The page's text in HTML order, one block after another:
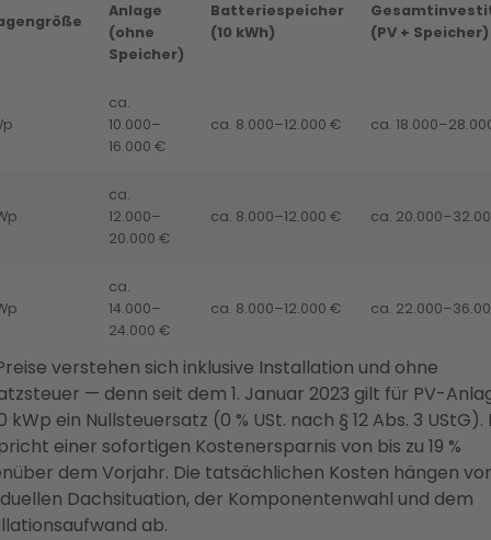
Anlage
(ohne
Speicher)
Batteriespeicher
(10 kWh)
(PV + Speicher)
ca.
10.000–
16.000 €
ca. 8.000–12.000 € ca.
ca.
12.000–
20.000 €
ca. 8.000–12.000 € ca.
ca.
14.000–
24.000 €
ca. 8.000–12.000 € ca.
verstehen sich inklusive Installation und ohne
— denn seit dem 1. Januar 2023 gilt für PV-
kWp ein Nullsteuersatz (0 % USt. nach § 12 Abs. 3 UStG).
einer sofortigen Kostenersparnis von bis zu 19 %
dem Vorjahr. Die tatsächlichen Kosten hängen
Dachsituation, der Komponentenwahl und dem
ab.